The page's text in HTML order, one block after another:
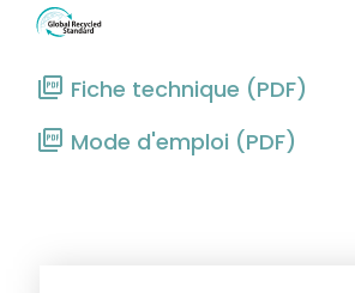
Fiche technique (PDF)
Mode d'emploi (PDF)